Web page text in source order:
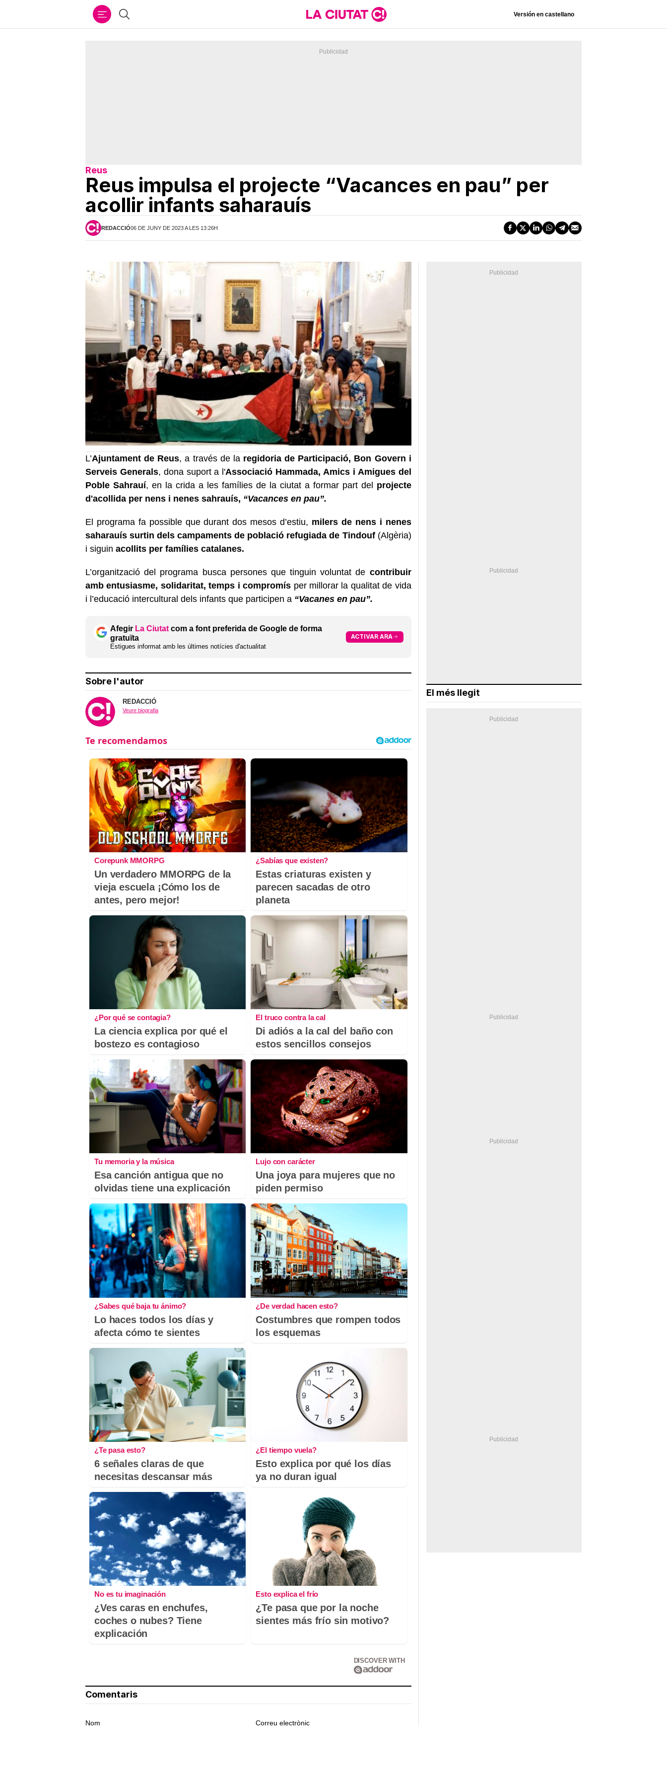
Cercar Versión en castellano
Reus
Reus impulsa el projecte “Vacances en pau” per
acollir infants saharauís
REDACCIÓ06 DE JUNY DE 2023 A LES 13:26H
L’Ajuntament de Reus, a través de la regidoria de Participació, Bon Govern i
Serveis Generals, dona suport a l'Associació Hammada, Amics i Amigues del
Poble Sahrauí, en la crida a les famílies de la ciutat a formar part del projecte
d'acollida per nens i nenes sahrauís, “Vacances en pau”.
El programa fa possible que durant dos mesos d’estiu, milers de nens i nenes
saharauís surtin dels campaments de població refugiada de Tindouf(Algèria)
i siguin acollits per famílies catalanes.
L’organització del programa busca persones que tinguin voluntat de contribuir
amb entusiasme, solidaritat, temps i compromís per millorar la qualitat de vida
i l’educació intercultural dels infants que participen a “Vacanes en pau”.
Afegir La Ciutat com a font preferida de Google de forma
gratuïta
Estigues informat amb les últimes notícies d'actualitat
ACTIVAR ARA
Sobre l'autor
REDACCIÓ
Veure biografia
Corepunk MMORPG
Un verdadero MMORPG de la
vieja escuela ¡Cómo los de
antes, pero mejor!
¿Sabías que existen?
Estas criaturas existen y
parecen sacadas de otro
planeta
¿Por qué se contagia?
La ciencia explica por qué el
bostezo es contagioso
El truco contra la cal
Di adiós a la cal del baño con
estos sencillos consejos
Tu memoria y la música
Esa canción antigua que no
olvidas tiene una explicación
Lujo con carácter
Una joya para mujeres que no
piden permiso
¿Sabes qué baja tu ánimo?
Lo haces todos los días y
afecta cómo te sientes
¿De verdad hacen esto?
Costumbres que rompen todos
los esquemas
¿Te pasa esto?
6 señales claras de que
necesitas descansar más
¿El tiempo vuela?
Esto explica por qué los días
ya no duran igual
No es tu imaginación
¿Ves caras en enchufes,
coches o nubes? Tiene
explicación
Esto explica el frío
¿Te pasa que por la noche
sientes más frío sin motivo?
DISCOVER WITH
Comentaris
Nom Correu electrònic
El més llegit